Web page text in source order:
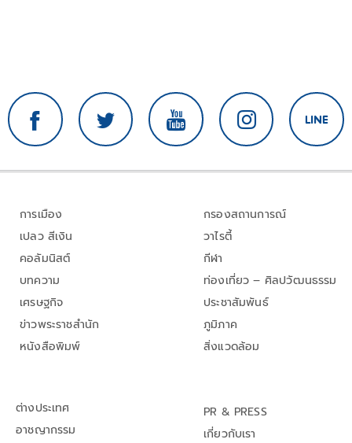
การเมือง
เปลว สีเงิน
คอลัมนิสต์
บทความ
เศรษฐกิจ
ข่าวพระราชสำนัก
หนังสือพิมพ์
กรองสถานการณ์
วาไรตี้
กีฬา
ท่องเที่ยว – ศิลปวัฒนธรรม
ประชาสัมพันธ์
ภูมิภาค
สิ่งแวดล้อม
ต่างประเทศ
อาชญากรรม
PR & PRESS
เกี่ยวกับเรา